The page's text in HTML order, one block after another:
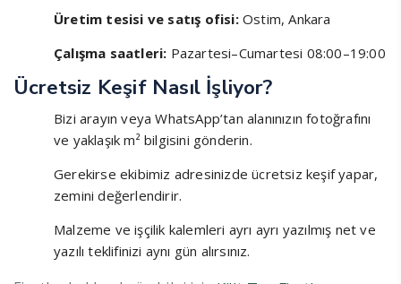
Üretim tesisi ve satış ofisi:Ostim, Ankara
Çalışma saatleri: Pazartesi–Cumartesi 08:00–19:00
Ücretsiz Keşif Nasıl İşliyor?
Bizi arayın veya WhatsApp’tan alanınızın fotoğrafını
ve yaklaşık m² bilgisini gönderin.
Gerekirse ekibimiz adresinizde ücretsiz keşif yapar,
zemini değerlendirir.
Malzeme ve işçilik kalemleri ayrı ayrı yazılmış net ve
yazılı teklifinizi aynı gün alırsınız.